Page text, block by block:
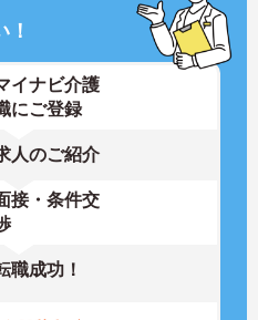
！
イナビ介護
にご登録
人のご紹介
接・条件交
職成功！